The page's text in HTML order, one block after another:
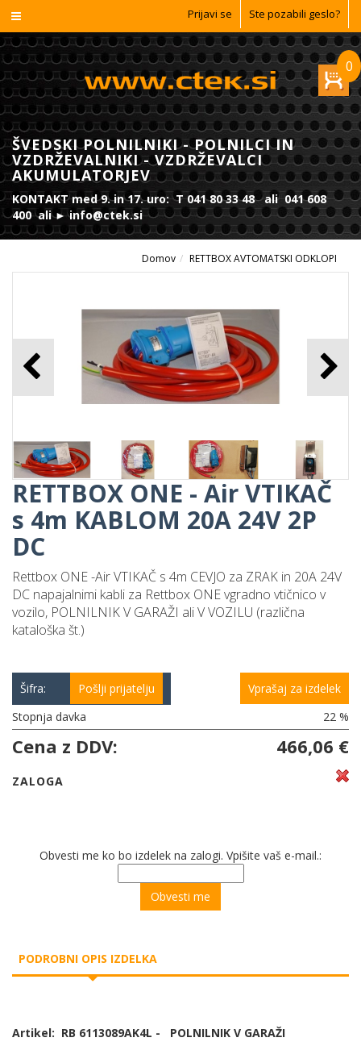
Prijavi se Ste pozabili geslo?
0
ŠVEDSKI POLNILNIKI - POLNILCI IN
VZDRŽEVALNIKI - VZDRŽEVALCI
AKUMULATORJEV
KONTAKT med 9. in 17. uro: T 041 80 33 48 ali 041 608
400 ali ► info@ctek.si
Domov RETTBOX AVTOMATSKI ODKLOPI
RETTBOX ONE - Air VTIKAČ
s 4m KABLOM 20A 24V 2P
DC
Rettbox ONE -Air VTIKAČ s 4m CEVJO za ZRAK in 20A 24V
DC napajalnimi kabli za Rettbox ONE vgradno vtičnico v
vozilo, POLNILNIK V GARAŽI ali V VOZILU (različna
kataloška št.)
Šifra: Vprašaj za izdelek
Pošlji prijatelju
Stopnja davka
22 %
Cena z DDV: 466,06 €
ZALOGA
Obvesti me ko bo izdelek na zalogi. Vpišite vaš e-mail.:
PODROBNI OPIS IZDELKA
Artikel: RB 6113089AK4L - POLNILNIK V GARAŽI